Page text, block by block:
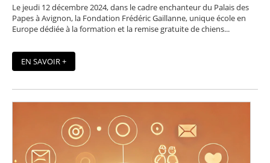
Le jeudi 12 décembre 2024, dans le cadre enchanteur du Palais des
Papes à Avignon, la Fondation Frédéric Gaillanne, unique école en
Europe dédiée à la formation et la remise gratuite de chiens...
EN SAVOIR +